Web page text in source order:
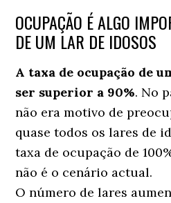
OCUPAÇÃO É ALGO
DE UM LAR DE IDOSOS
A taxa de ocupação de
ser superior a 90%. No
não era motivo de
quase todos os lares de
taxa de ocupação de
não é o cenário actual.
O número de lares